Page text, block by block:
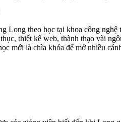
Long theo học tại khoa công
thiết kế web, thành thạo vài
mới là chìa khóa để mở nhiều